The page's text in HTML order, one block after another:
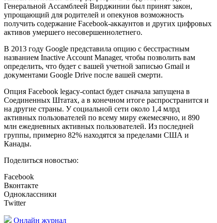
Генеральной Ассамблеей Вирджинии был принят закон,
упрощающий для родителей и опекунов возможность
получить содержание Facebook-аккаунтов и других цифровых
активов умершего несовершеннолетнего.
В 2013 году Google представила опцию с бесстрастным
названием Inactive Account Manager, чтобы позволить вам
определить, что будет с вашей учетной записью Gmail и
документами Google Drive после вашей смерти.
Опция Facebook legacy-contact будет сначала запущена в
Соединенных Штатах, а в конечном итоге распространится и
на другие страны. У социальной сети около 1,4 млрд
активных пользователей по всему миру ежемесячно, и 890
млн ежедневных активных пользователей. Из последней
группы, примерно 82% находятся за пределами США и
Канады.
Поделиться новостью:
Facebook
Вконтакте
Одноклассники
Twitter
Онлайн журнал